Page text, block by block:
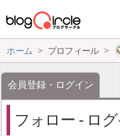
ホーム プロフィール
会員登録・ログイン
フォロー - ロ